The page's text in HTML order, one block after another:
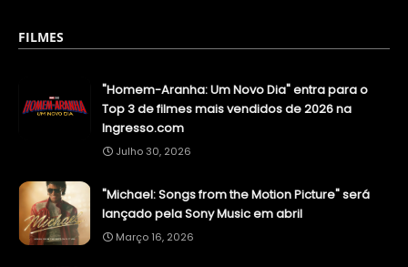
FILMES
"Homem-Aranha: Um Novo Dia" entra para o
Top 3 de filmes mais vendidos de 2026 na
Ingresso.com
Julho 30, 2026
"Michael: Songs from the Motion Picture" será
lançado pela Sony Music em abril
Março 16, 2026